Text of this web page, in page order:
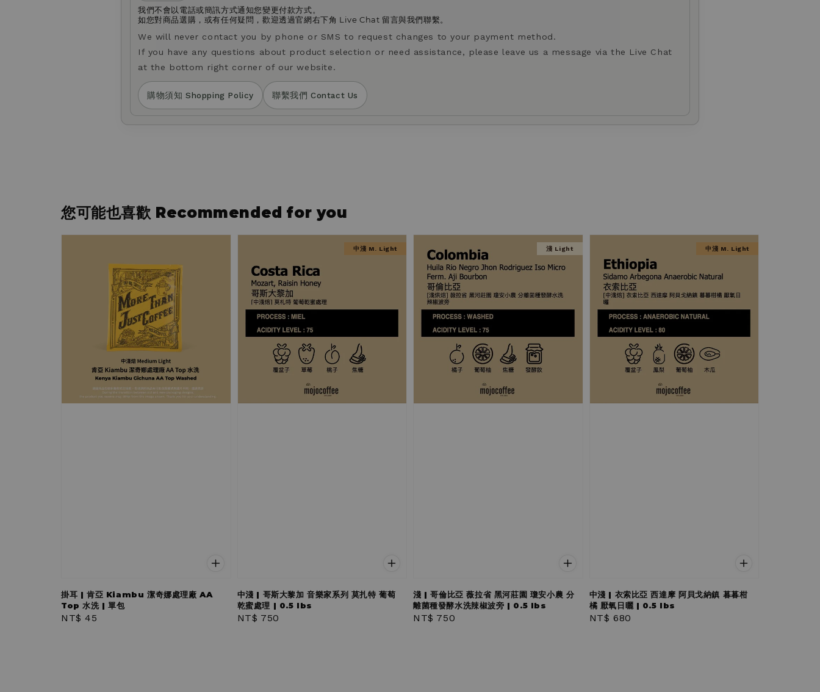
我們不會以電話或簡訊方式通知您變更付款方式。
如您對商品選購，或有任何疑問，歡迎透過官網右下角 Live Chat 留言與我們聯繫。
We will never contact you by phone or SMS to request changes to your payment method.
If you have any questions about product selection or need assistance, please leave us a message via the Live Chat
at the bottom right corner of our website.
購物須知 Shopping Policy 聯繫我們 Contact Us
您可能也喜歡 Recommended for you
掛耳 | 肯亞 Kiambu 潔奇娜處理廠 AA
Top 水洗 | 單包
Regular
NT$ 45
中淺 M. Light
中淺 | 哥斯大黎加 音樂家系列 莫扎特 葡萄
乾蜜處理 | 0.5 lbs
Regular
NT$ 750
淺 Light
淺 | 哥倫比亞 薇拉省 黑河莊園 瓊安小農 分
離菌種發酵水洗辣椒波旁 | 0.5 lbs
Regular
NT$ 750
中淺 M. Light
中淺 | 衣索比亞 西達摩 阿貝戈納鎮 暮暮柑
橘 厭氧日曬 | 0.5 lbs
Regular
NT$ 680